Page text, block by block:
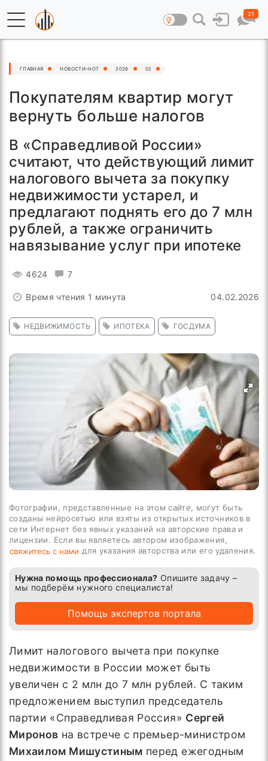
21
ГЛАВНАЯ НОВОСТИ–HOT 2026 02
Покупателям квартир могут
вернуть больше налогов
В «Справедливой России»
считают, что действующий лимит
налогового вычета за покупку
недвижимости устарел, и
предлагают поднять его до 7 млн
рублей, а также ограничить
навязывание услуг при ипотеке
4624 7
Время чтения 1 минута 04.02.2026
НЕДВИЖИМОСТЬ ИПОТЕКА ГОСДУМА
Фотографии, представленные на этом сайте, могут быть
созданы нейросетью или взяты из открытых источников в
сети Интернет без явных указаний на авторские права и
лицензии. Если вы являетесь автором изображения,
свяжитесь с нами для указания авторства или его удаления.
Нужна помощь профессионала? Опишите задачу –
мы подберём нужного специалиста!
Помощь экспертов портала
Лимит налогового вычета при покупке
недвижимости в России может быть
увеличен с 2 млн до 7 млн рублей. С таким
предложением выступил председатель
партии «Справедливая Россия» Сергей
Миронов на встрече с премьер-министром
Михаилом Мишустиным перед ежегодным